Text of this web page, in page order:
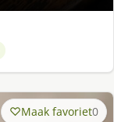
Maak favoriet0